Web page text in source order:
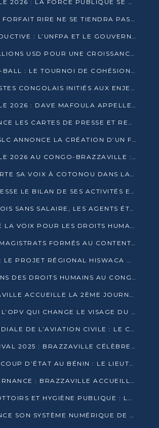
PRÉSIDENTIELLE 2026 : LA FORCE PUBLIQUE SE PRÉPARE À SÉCURISER LE SCRUTIN
LE SPECTACLE FORFAIT RIRE NE SE TIENDRA PAS LE 1ER JANVIER
SANTÉ REPRODUCTIVE : L’UNFPA ET LE GOUVERNEMENT AFFINENT LES PRIORITÉS DE 2026
PLUS DE 13 MILLIONS USD POUR UNE CROISSANCE VERTE ET SOUVERAINE
CONGO–HAND-BALL : LE TOURNOI DE COHÉSION ET DE FRATERNITÉ ALLUME SES LAMPIONS À BRAZZAVILLE
LES JOURNALISTES CONGOLAIS INITIÉS AUX ENJEUX DE L’ÉCONOMIE BLEUE
PRÉSIDENTIELLE 2026 : DAVE MAFOULA APPELLE LES CONGOLAIS À UN « NOUVEAU DÉPART »
LE CSLC RELANCE LES CARTES DE PRESSE ET RECONNAÎT OFFICIELLEMENT LES MÉDIAS EN LIGNE
MÉDIAS : LE CSLC ANNONCE LA CRÉATION D’UN FONDS D’APPUI À LA PRESSE
PRESIDENTIELLE 2026 AU CONGO-BRAZZAVILLE : UN CASTING ÉLARGI
LE CONGO PORTE SA VOIX À COTONOU DANS LA LUTTE CONTRE LA TUBERCULOSE
LA SOPRIM DRESSE LE BILAN DE SES ACTIVITÉS ET FIXE DE NOUVELLES PRIORITÉS
DGMRFE : 16 MOIS SANS SALAIRE, LES AGENTS ÉTOUFFENT DANS LE SILENCE
LE SLAM ÉLÈVE LA VOIX POUR LES DROITS HUMAINS À BRAZZAVILLE
JUSTICE : DES MAGISTRATS FORMÉS AU CONTENTIEUX DE LA PROPRIÉTÉ INTELLECTUELLE
STATISTIQUES : LE PROJET RÉGIONAL HISWACA OFFICIELLEMENT LANCÉ AU CONGO
4182 VIOLATIONS DES DROITS HUMAINS AU CONGO EN 2025 SELON LE CAD
PNLS : BRAZZAVILLE ACCUEILLE LA 2ÈME JOURNÉE SCIENTIFIQUE SUR LE VIH/SIDA
PESTY KANGA, L’OPV QUI CHANGE LE VISAGE DU REPORTAGE AU CONGO
JOURNÉE MONDIALE DE L’AVIATION CIVILE : LE CONGO MISE SUR L’INNOVATION ET LA SÉCURITÉ
BILILI BD FESTIVAL 2025 : BRAZZAVILLE CÉLÈBRE DIX ANS DE CRÉATION GRAPHIQUE AFRICAINE
TENTATIVE DE COUP D’ÉTAT AU BÉNIN : LE LIEUTENANT-COLONEL TIGRI S’AUTOPROCLAME CHEF D’UN COMITÉ MILITAIRE
BONNE GOUVERNANCE : BRAZZAVILLE ACCUEILLE LES PREMIÈRES JOURNÉES CONGOLAISES DE L’ÉVALUATION
MARCHÉS, TROTTOIRS ET HYGIÈNE PUBLIQUE : LE GOUVERNEMENT DURCIT LE TON
LE CONGO LANCE SON SYSTÈME NUMÉRIQUE DE VÉRIFICATION DU BOIS